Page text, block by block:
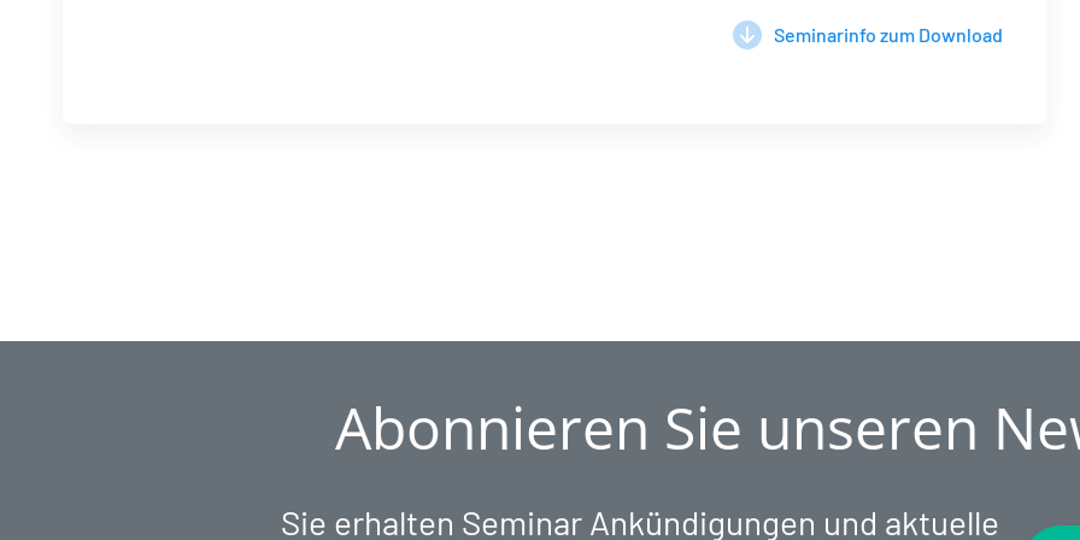
Seminarinfo zum Download
Abonnieren Sie unseren
Sie erhalten Seminar Ankündigungen und aktuelle